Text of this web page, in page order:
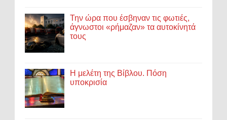
Την ώρα που έσβηναν τις φωτιές,
άγνωστοι «ρήμαζαν» τα αυτοκίνητά
τους
Η μελέτη της Βίβλου. Πόση
υποκρισία